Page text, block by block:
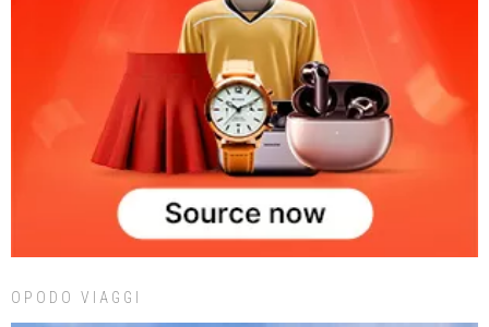
OPODO VIAGGI